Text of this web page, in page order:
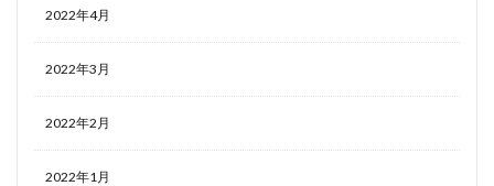
2022年4月
2022年3月
2022年2月
2022年1月